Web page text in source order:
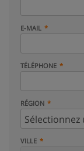
E-MAIL
TÉLÉPHONE
RÉGION
VILLE